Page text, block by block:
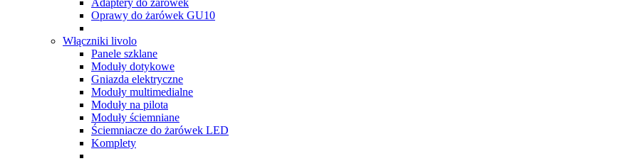
Oprawy do żarówek GU10
Włączniki livolo
Panele szklane
Moduły dotykowe
Gniazda elektryczne
Moduły multimedialne
Moduły na pilota
Moduły ściemniane
Ściemniacze do żarówek LED
Komplety